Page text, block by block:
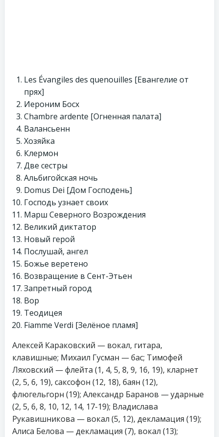
Les Évangiles des quenouilles [Евангелие от
прях]
Иероним Босх
Chambre ardente [Огненная палата]
Валансьенн
Хозяйка
Клермон
Две сестры
Альбигойская ночь
Domus Dei [Дом Господень]
Господь узнает своих
Марш Северного Возрождения
Великий диктатор
Новый герой
Послушай, ангел
Божье веретено
Возвращение в Сент-Этьен
Запретный город
Вор
Теодицея
Fiamme Verdi [Зелёное пламя]
Алексей Караковский — вокал, гитара,
клавишные; Михаил Гусман — бас; Тимофей
Ляховский — флейта (1, 4, 5, 8, 9, 16, 19), кларнет
(2, 5, 6, 19), саксофон (12, 18), баян (12),
флюгельгорн (19); Александр Баранов — ударные
(2, 5, 6, 8, 10, 12, 14, 17-19); Владислава
Рукавишникова — вокал (5, 12), декламация (19);
Алиса Белова — декламация (7), вокал (13);